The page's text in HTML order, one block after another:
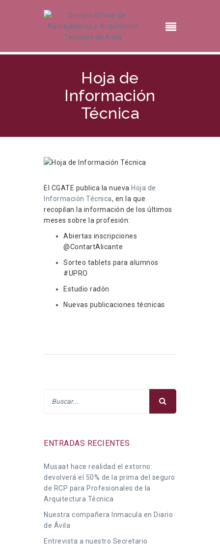
Hoja de
Información
Técnica
El CGATE publica la nueva Hoja de
Información Técnica, en la que
recopilan la información de los últimos
meses sobre la profesión:
Abiertas inscripciones
@ContartAlicante
Sorteo tablets para alumnos
#UPRO
Estudio radón
Nuevas publicaciones técnicas
ENTRADAS RECIENTES
Musaat hace realidad el extorno:
devolverá el 50% de la prima del seguro
de RCP para Profesionales de la
Arquitectura Técnica
Nuestra compañera Inmacula en Diario
de Ávila
Entrevista a nuestro Secretario